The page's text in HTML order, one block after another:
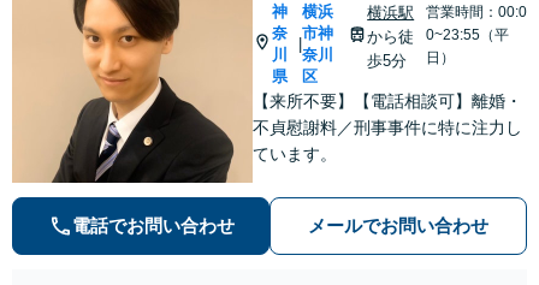
神
奈
川
県
横浜
市神
奈川
区
横浜駅
から徒
歩5分
営業時間：00:0
0~23:55（平
日）
【来所不要】【電話相談可】離婚・
不貞慰謝料／刑事事件に特に注力し
ています。
電話でお問い合わせ メールでお問い合わせ